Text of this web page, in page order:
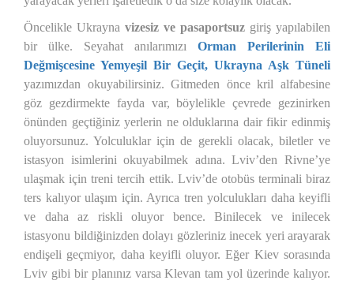
Öncelikle Ukrayna vizesiz ve pasaportsuz giriş yapılabilen
bir ülke. Seyahat anılarımızı Orman Perilerinin Eli
Değmişcesine Yemyeşil Bir Geçit, Ukrayna Aşk Tüneli
yazımızdan okuyabilirsiniz. Gitmeden önce kril alfabesine
göz gezdirmekte fayda var, böylelikle çevrede gezinirken
önünden geçtiğiniz yerlerin ne olduklarına dair fikir edinmiş
oluyorsunuz. Yolculuklar için de gerekli olacak, biletler ve
istasyon isimlerini okuyabilmek adına. Lviv’den Rivne’ye
ulaşmak için treni tercih ettik. Lviv’de otobüs terminali biraz
ters kalıyor ulaşım için. Ayrıca tren yolculukları daha keyifli
ve daha az riskli oluyor bence. Binilecek ve inilecek
istasyonu bildiğinizden dolayı gözleriniz inecek yeri arayarak
endişeli geçmiyor, daha keyifli oluyor. Eğer Kiev sorasında
Lviv gibi bir planınız varsa Klevan tam yol üzerinde kalıyor.